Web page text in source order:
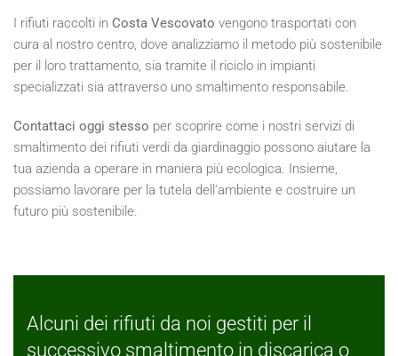
I rifiuti raccolti in Costa Vescovato vengono trasportati con
cura al nostro centro, dove analizziamo il metodo più sostenibile
per il loro trattamento, sia tramite il riciclo in impianti
specializzati sia attraverso uno smaltimento responsabile.
Contattaci oggi stesso per scoprire come i nostri servizi di
smaltimento dei rifiuti verdi da giardinaggio possono aiutare la
tua azienda a operare in maniera più ecologica. Insieme,
possiamo lavorare per la tutela dell'ambiente e costruire un
futuro più sostenibile.
Alcuni dei rifiuti da noi gestiti per il
successivo smaltimento in discarica o